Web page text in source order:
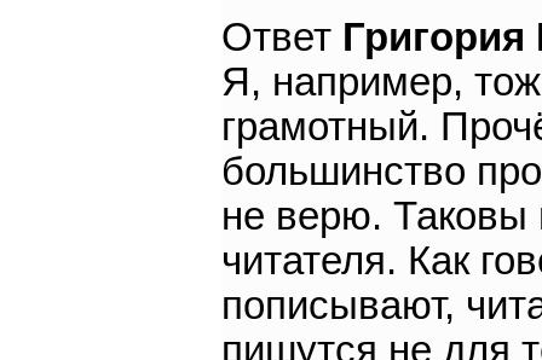
Ответ
Я, например,
грамотный.
большинство
не верю. Таковы
читателя. Как
пописывают,
пишутся не для